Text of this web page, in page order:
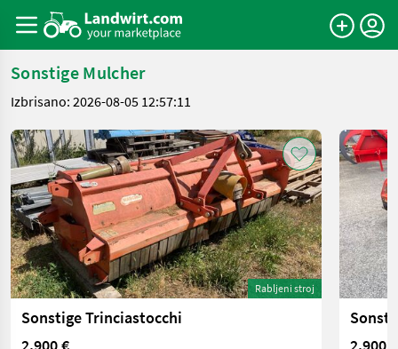
Sonstige Mulcher
Izbrisano: 2026-08-05 12:57:11
Rabljeni stroj
Sonstige Trinciastocchi